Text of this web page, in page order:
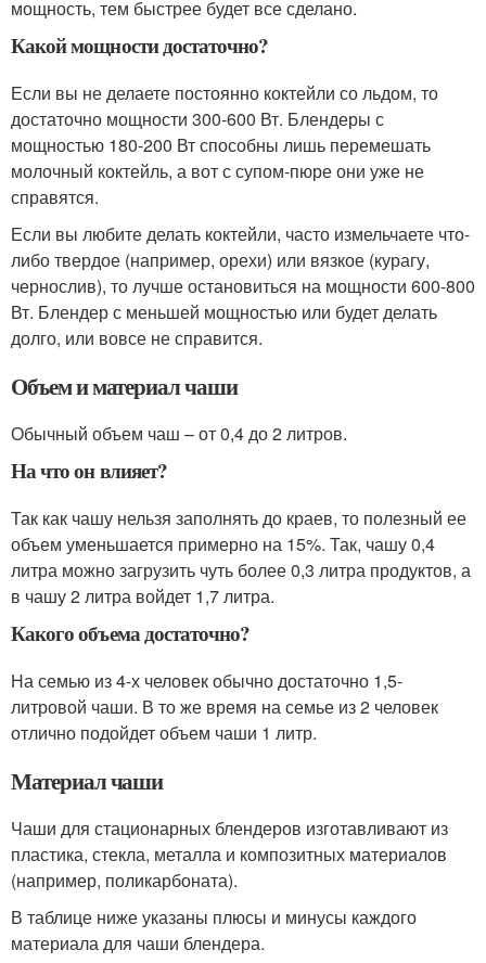
мощность, тем быстрее будет все сделано.
Какой мощности достаточно?
Если вы не делаете постоянно коктейли со льдом, то
достаточно мощности 300-600 Вт. Блендеры с
мощностью 180-200 Вт способны лишь перемешать
молочный коктейль, а вот с супом-пюре они уже не
справятся.
Если вы любите делать коктейли, часто измельчаете что-
либо твердое (например, орехи) или вязкое (курагу,
чернослив), то лучше остановиться на мощности 600-800
Вт. Блендер с меньшей мощностью или будет делать
долго, или вовсе не справится.
Объем и материал чаши
Обычный объем чаш – от 0,4 до 2 литров.
На что он влияет?
Так как чашу нельзя заполнять до краев, то полезный ее
объем уменьшается примерно на 15%. Так, чашу 0,4
литра можно загрузить чуть более 0,3 литра продуктов, а
в чашу 2 литра войдет 1,7 литра.
Какого объема достаточно?
На семью из 4-х человек обычно достаточно 1,5-
литровой чаши. В то же время на семье из 2 человек
отлично подойдет объем чаши 1 литр.
Материал чаши
Чаши для стационарных блендеров изготавливают из
пластика, стекла, металла и композитных материалов
(например, поликарбоната).
В таблице ниже указаны плюсы и минусы каждого
материала для чаши блендера.